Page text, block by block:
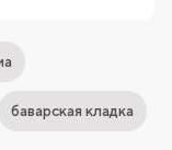
баварская кладка